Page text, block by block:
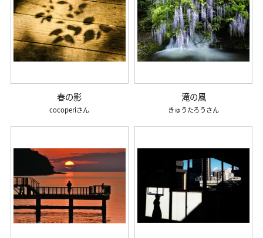
春の影
cocoperi
滝の風
きゅうたろう